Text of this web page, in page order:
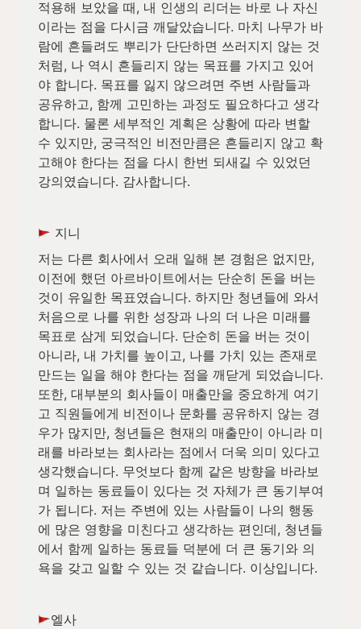
적용해 보았을 때, 내 인생의 리더는 바로 나 자신
이라는 점을 다시금 깨달았습니다. 마치 나무가 바
람에 흔들려도 뿌리가 단단하면 쓰러지지 않는 것
처럼, 나 역시 흔들리지 않는 목표를 가지고 있어
야 합니다. 목표를 잃지 않으려면 주변 사람들과
공유하고, 함께 고민하는 과정도 필요하다고 생각
합니다. 물론 세부적인 계획은 상황에 따라 변할
수 있지만, 궁극적인 비전만큼은 흔들리지 않고 확
고해야 한다는 점을 다시 한번 되새길 수 있었던
강의였습니다. 감사합니다.
지니
저는 다른 회사에서 오래 일해 본 경험은 없지만,
이전에 했던 아르바이트에서는 단순히 돈을 버는
것이 유일한 목표였습니다. 하지만 청년들에 와서
처음으로 나를 위한 성장과 나의 더 나은 미래를
목표로 삼게 되었습니다. 단순히 돈을 버는 것이
아니라, 내 가치를 높이고, 나를 가치 있는 존재로
만드는 일을 해야 한다는 점을 깨닫게 되었습니다.
또한, 대부분의 회사들이 매출만을 중요하게 여기
고 직원들에게 비전이나 문화를 공유하지 않는 경
우가 많지만, 청년들은 현재의 매출만이 아니라 미
래를 바라보는 회사라는 점에서 더욱 의미 있다고
생각했습니다. 무엇보다 함께 같은 방향을 바라보
며 일하는 동료들이 있다는 것 자체가 큰 동기부여
가 됩니다. 저는 주변에 있는 사람들이 나의 행동
에 많은 영향을 미친다고 생각하는 편인데, 청년들
에서 함께 일하는 동료들 덕분에 더 큰 동기와 의
욕을 갖고 일할 수 있는 것 같습니다. 이상입니다.
엘사